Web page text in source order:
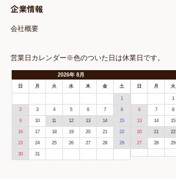
企業情報
会社概要
営業日カレンダー※色のついた日は休業日です。
2026年 8月
日 月 火 水 木 金 土
1
2 3 4 5 6 7 8
9 10 11 12 13 14 15
16 17 18 19 20 21 22
23 24 25 26 27 28 29
30 31
日 月 火
1
6 7 8
13 14 15
20 21 22
27 28 29